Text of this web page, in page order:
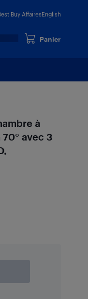
Buy AffairesEnglish
Panier
à
avec 3